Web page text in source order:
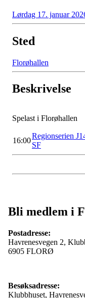
Lørdag 17. januar
Sted
Florøhallen
Beskrivelse
Spelast i Florøhallen
16:00
Regionserien
SF
Bli medlem i
Postadresse:
Havrenesvegen 2,
6905 FLORØ
Besøksadresse:
Klubbhuset,